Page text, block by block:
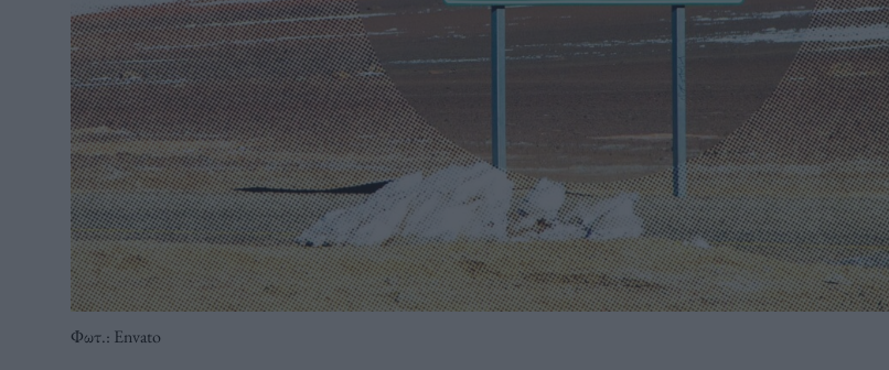
Φωτ.: Envato